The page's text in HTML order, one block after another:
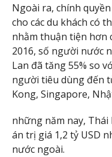
Ngoài ra, chính
cho các du khách có
nhằm thuận tiện hơn
2016, số người nước
Lan đã tăng 55% so
người tiêu dùng đến
Kong, Singapore,
những năm nay, Thái
án trị giá 1,2 tỷ USD
nước ngoài.